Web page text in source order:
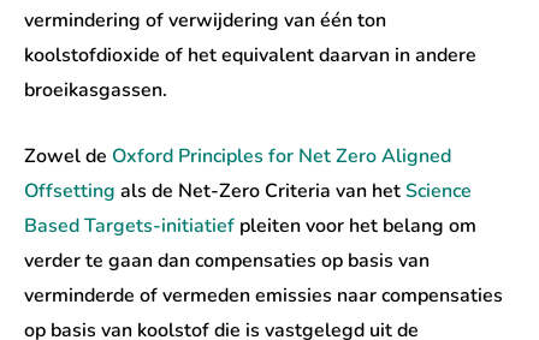
vermindering of verwijdering van één ton
koolstofdioxide of het equivalent daarvan in andere
broeikasgassen.
Zowel de Oxford Principles for Net Zero Aligned
Offsetting als de Net-Zero Criteria van hetScience
Based Targets-initiatief pleiten voor het belang om
verder te gaan dan compensaties op basis van
verminderde of vermeden emissies naar compensaties
op basis van koolstof die is vastgelegd uit de